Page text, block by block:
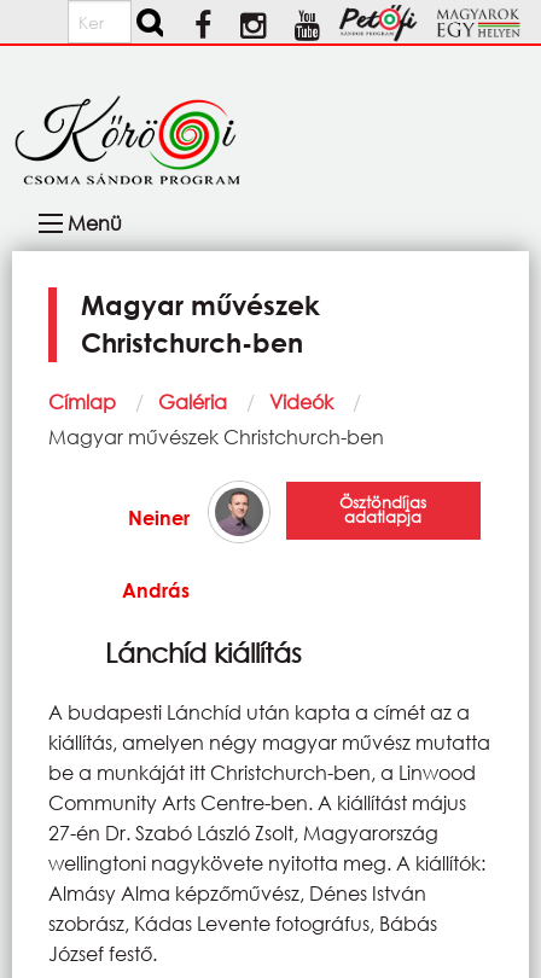
Ugrás a tartalomra
Keresés
navigáció
Menü
Magyar művészek
Christchurch-ben
Morzsa
Címlap Galéria
Videók
Current:
Magyar művészek Christchurch-ben
Neiner
András
Ösztöndíjas
adatlapja
Lánchíd kiállítás
A budapesti Lánchíd után kapta a címét az a
kiállítás, amelyen négy magyar művész mutatta
be a munkáját itt Christchurch-ben, a Linwood
Community Arts Centre-ben. A kiállítást május
27-én Dr. Szabó László Zsolt, Magyarország
wellingtoni nagykövete nyitotta meg. A kiállítók:
Almásy Alma képzőművész, Dénes István
szobrász, Kádas Levente fotográfus, Bábás
József festő.